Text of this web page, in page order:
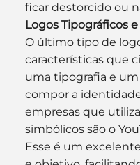
ficar destorcido ou
Logos Tipográficos
O último tipo de
características que
uma tipografia e
compor a
empresas que
simbólicos são o
Esse é um